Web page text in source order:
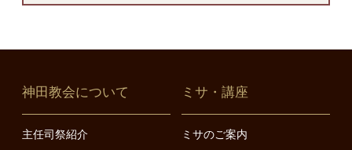
神田教会について
主任司祭紹介
ミサ・講座
ミサのご案内